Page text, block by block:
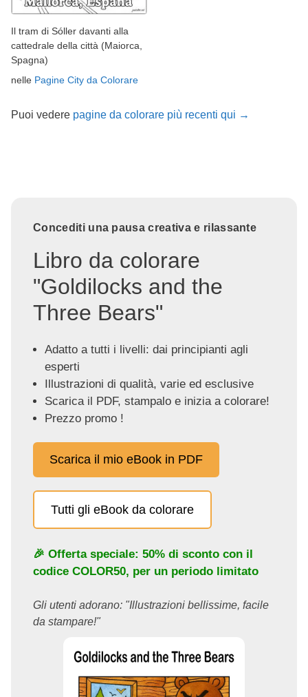
Il tram di Sóller davanti alla
cattedrale della città (Maiorca,
Spagna)
nelle Pagine City da Colorare
Puoi vedere pagine da colorare più recenti qui →
Concediti una pausa creativa e rilassante
Libro da colorare
"Goldilocks and the
Three Bears"
Adatto a tutti i livelli: dai principianti agli
esperti
Illustrazioni di qualità, varie ed esclusive
Scarica il PDF, stampalo e inizia a colorare!
Prezzo promo !
Scarica il mio eBook in PDF
Tutti gli eBook da colorare
🎉 Offerta speciale: 50% di sconto con il
codice COLOR50, per un periodo limitato
Gli utenti adorano: "Illustrazioni bellissime, facile
da stampare!"